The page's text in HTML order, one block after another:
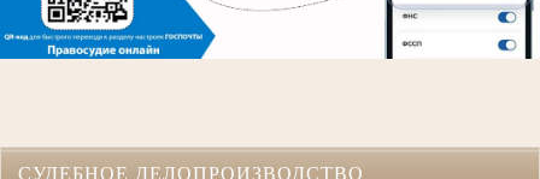
СУДЕБНОЕ ДЕЛОПРОИЗВОДСТВО